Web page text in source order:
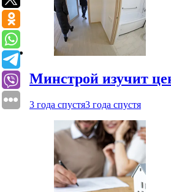
Минстрой изучит
3 года спустя3 года спустя